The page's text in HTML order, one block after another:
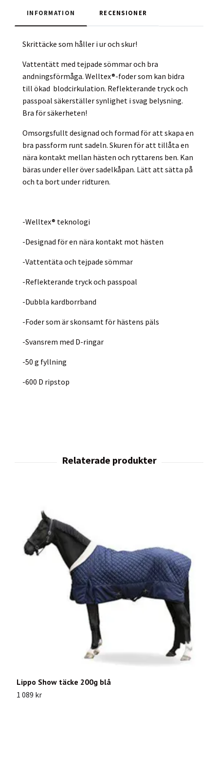
INFORMATION RECENSIONER
Skrittäcke som håller i ur och skur!
Vattentätt med tejpade sömmar och bra
andningsförmåga. Welltex®-foder som kan bidra
till ökad blodcirkulation. Reflekterande tryck och
passpoal säkerställer synlighet i svag belysning.
Bra för säkerheten!
Omsorgsfullt designad och formad för att skapa en
bra passform runt sadeln. Skuren för att tillåta en
nära kontakt mellan hästen och ryttarens ben. Kan
bäras under eller över sadelkåpan. Lätt att sätta på
och ta bort under ridturen.
-Welltex® teknologi
-Designad för en nära kontakt mot hästen
-Vattentäta och tejpade sömmar
-Reflekterande tryck och passpoal
-Dubbla kardborrband
-Foder som är skonsamt för hästens päls
-Svansrem med D-ringar
-50 g fyllning
-600 D ripstop
Lippo Show täcke 200g blå
1 089 kr